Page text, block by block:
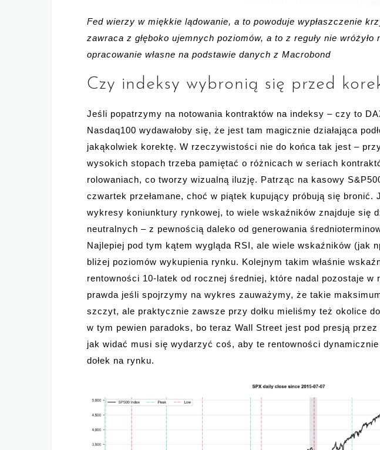
Fed wierzy w miękkie lądowanie, a to powoduje wypłaszczenie
zawraca z głęboko ujemnych poziomów, a to z reguły nie wróżyło
opracowanie własne na podstawie danych z Macrobond
Czy indeksy wybronią się przed
Jeśli popatrzymy na notowania kontraktów na indeksy – czy to
Nasdaq100 wydawałoby się, że jest tam magicznie działająca
jakąkolwiek korektę. W rzeczywistości nie do końca tak jest –
wysokich stopach trzeba pamiętać o różnicach w seriach
rolowaniach, co tworzy wizualną iluzję. Patrząc na kasowy
czwartek przełamane, choć w piątek kupujący próbują się bronić.
wykresy koniunktury rynkowej, to wiele wskaźników znajduje się
neutralnych – z pewnością daleko od generowania
Najlepiej pod tym kątem wygląda RSI, ale wiele wskaźników (jak
bliżej poziomów wykupienia rynku. Kolejnym takim właśnie
rentowności 10-latek od rocznej średniej, które nadal pozostaje w
prawda jeśli spojrzymy na wykres zauważymy, że takie
szczyt, ale praktycznie zawsze przy dołku mieliśmy też okolice
w tym pewien paradoks, bo teraz Wall Street jest pod presją
jak widać musi się wydarzyć coś, aby te rentowności dynamicznie
dołek na rynku.